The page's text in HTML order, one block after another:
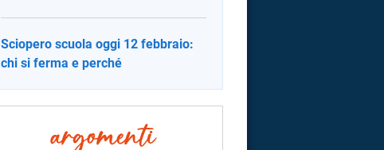
Sciopero scuola oggi 12 febbraio:
chi si ferma e perché